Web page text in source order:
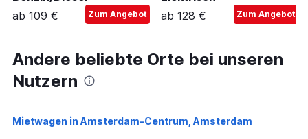
ab 109 €
Zum Angebot
ab 128 €
Zum Angebot
Andere beliebte Orte bei unseren
Nutzern
Mietwagen in Amsterdam-Centrum, Amsterdam